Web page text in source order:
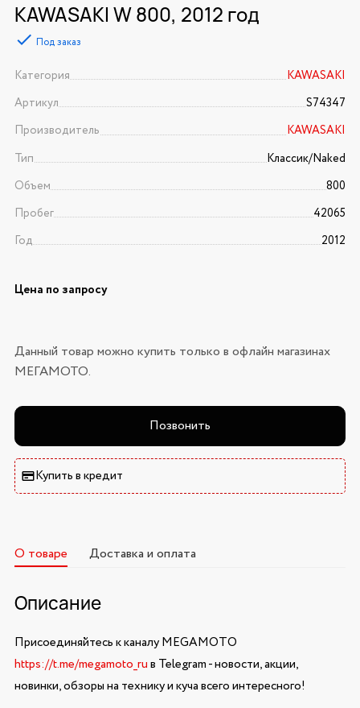
KAWASAKI W 800, 2012 год
Под заказ
Категория
KAWASAKI
Артикул
S74347
Производитель
KAWASAKI
Тип
Классик/Naked
Объем
800
Пробег
42065
Год
2012
Цена по запросу
Данный товар можно купить только в офлайн магазинах
МЕГАМОТО.
Позвонить
Купить в кредит
О товаре Доставка и оплата
Описание
Присоединяйтесь к каналу MEGAMOTO
https://t.me/megamoto_ruв Telegram - новости, акции,
новинки, обзоры на технику и куча всего интересного!